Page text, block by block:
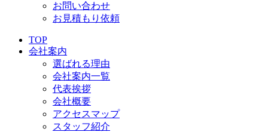
お問い合わせ
お見積もり依頼
TOP
会社案内
選ばれる理由
会社案内一覧
代表挨拶
会社概要
アクセスマップ
スタッフ紹介